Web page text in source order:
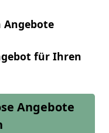
Angebote
für Ihren
Angebote